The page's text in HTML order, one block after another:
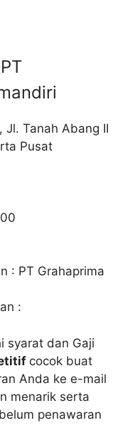
Jl. Tanah Abang II
Pusat
: PT Grahaprima
:
syarat dan Gaji
cocok buat
Anda ke e-mail
menarik serta
penawaran